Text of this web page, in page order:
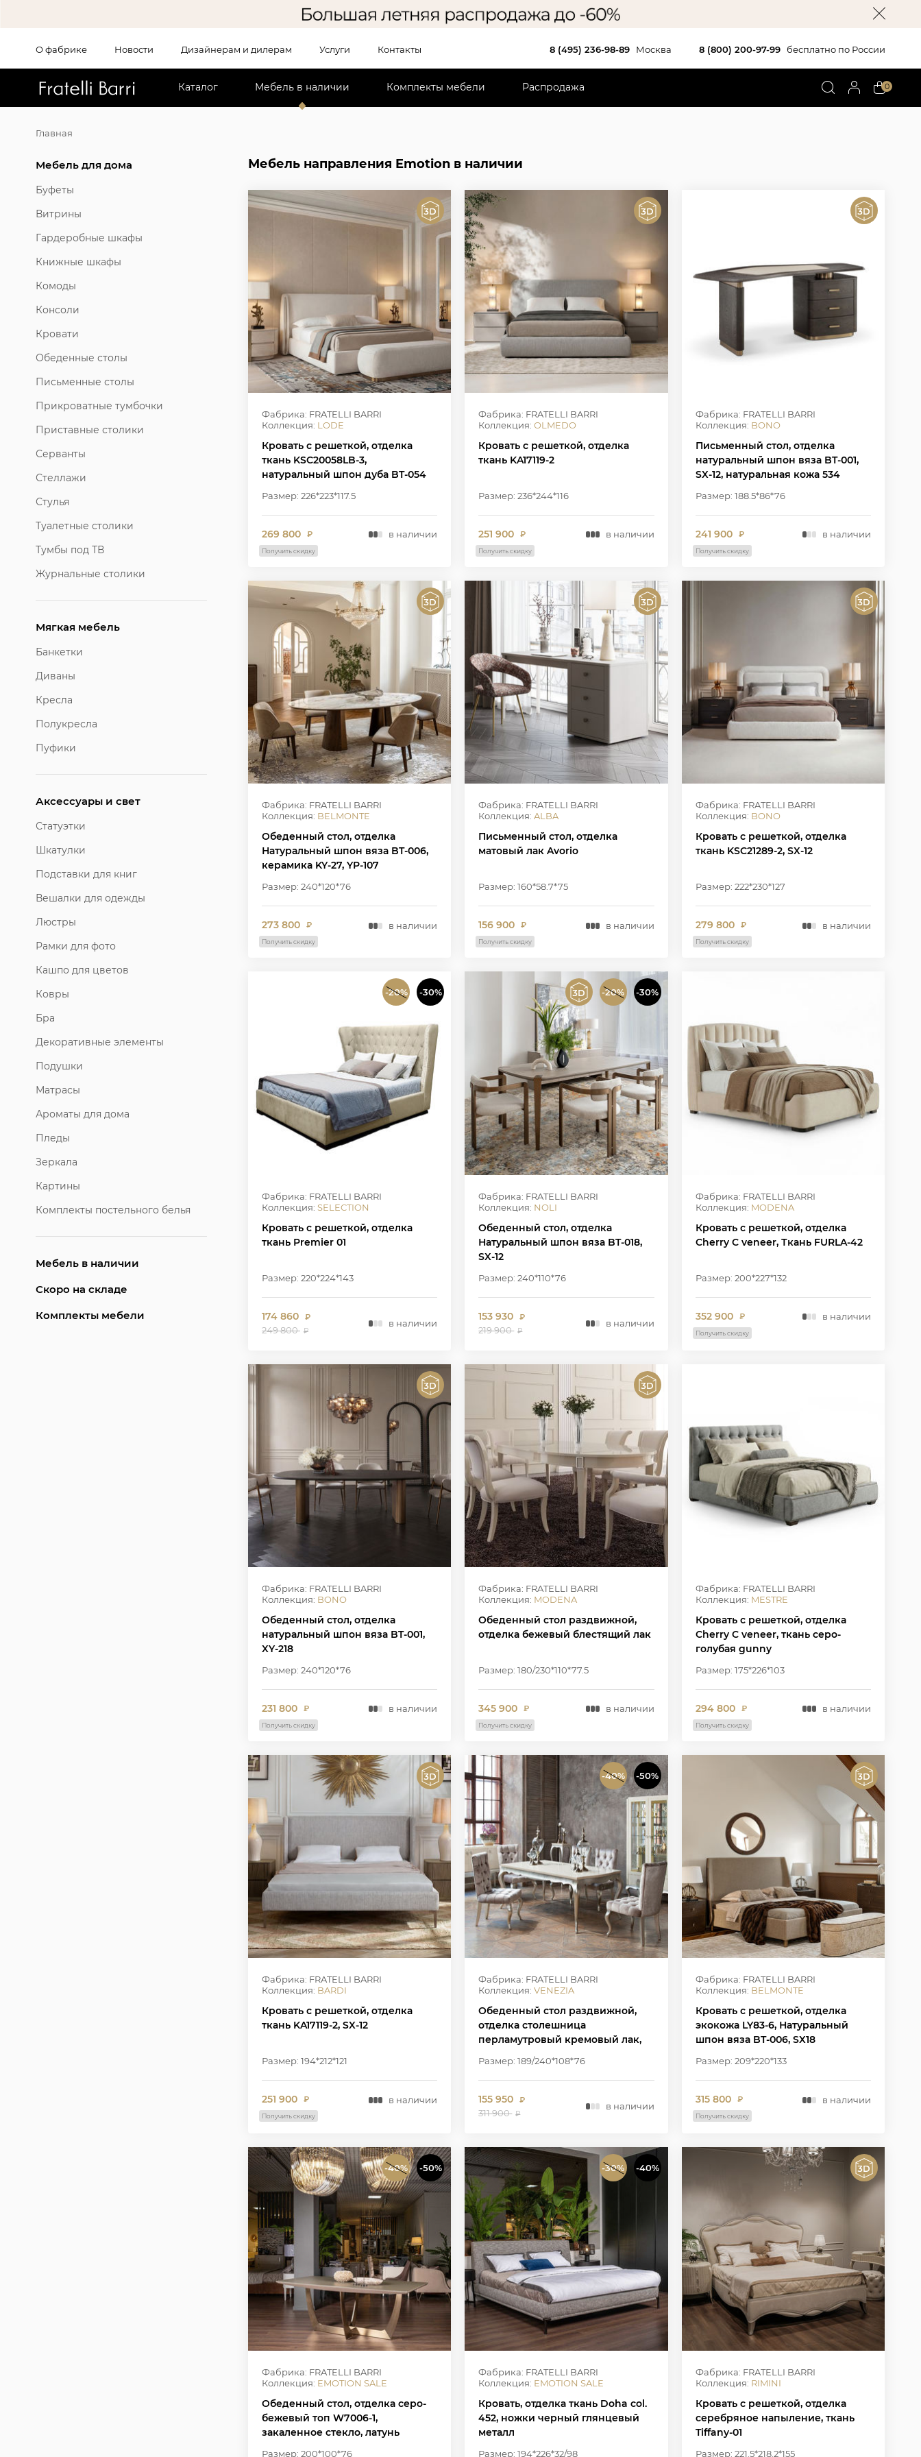
О фабрике Новости Дизайнерам и дилерам Услуги Контакты 8 (495) 236-98-89 Москва 8 (800) 200-97-99 бесплатно по России
Каталог Мебель в наличии Комплекты мебели Распродажа 0
Главная
Мебель для дома
Буфеты
Витрины
Гардеробные шкафы
Книжные шкафы
Комоды
Консоли
Кровати
Обеденные столы
Письменные столы
Прикроватные тумбочки
Приставные столики
Серванты
Стеллажи
Стулья
Туалетные столики
Тумбы под ТВ
Журнальные столики
Мягкая мебель
Банкетки
Диваны
Кресла
Полукресла
Пуфики
Аксессуары и свет
Статуэтки
Шкатулки
Подставки для книг
Вешалки для одежды
Люстры
Рамки для фото
Кашпо для цветов
Ковры
Бра
Декоративные элементы
Подушки
Матрасы
Ароматы для дома
Пледы
Зеркала
Картины
Комплекты постельного белья
Мебель в наличии
Скоро на складе
Комплекты мебели
Мебель направления Emotion в наличии
Фабрика: FRATELLI BARRI
Коллекция: LODE
Кровать с решеткой, отделка
ткань KSC20058LB-3,
натуральный шпон дуба BT-054
Размер: 226*223*117.5
269 800 ₽ в наличии
Получить скидку
Фабрика: FRATELLI BARRI
Коллекция:OLMEDO
Кровать с решеткой, отделка
ткань KA17119-2
Размер: 236*244*116
251 900 ₽ в наличии
Получить скидку
Фабрика: FRATELLI BARRI
Коллекция: BONO
Письменный стол, отделка
натуральный шпон вяза BT-001,
SX-12, натуральная кожа 534
Размер: 188.5*86*76
241 900 ₽ в наличии
Получить скидку
Фабрика: FRATELLI BARRI
Коллекция: BELMONTE
Обеденный стол, отделка
Натуральный шпон вяза BT-006,
керамика KY-27, YP-107
Размер: 240*120*76
273 800 ₽ в наличии
Получить скидку
Фабрика: FRATELLI BARRI
Коллекция:ALBA
Письменный стол, отделка
матовый лак Avorio
Размер: 160*58.7*75
156 900 ₽ в наличии
Получить скидку
Фабрика: FRATELLI BARRI
Коллекция: BONO
Кровать с решеткой, отделка
ткань KSC21289-2, SX-12
Размер: 222*230*127
279 800 ₽ в наличии
Получить скидку
-20% -30%
Фабрика: FRATELLI BARRI
Коллекция: SELECTION
Кровать с решеткой, отделка
ткань Premier 01
Размер: 220*224*143
174 860 ₽
249 800 ₽
в наличии
-20% -30%
Фабрика: FRATELLI BARRI
Коллекция: NOLI
Обеденный стол, отделка
Натуральный шпон вяза BT-018,
SX-12
Размер: 240*110*76
153 930 ₽
219 900 ₽
в наличии
Фабрика: FRATELLI BARRI
Коллекция: MODENA
Кровать с решеткой, отделка
Cherry C veneer, Ткань FURLA-42
Размер: 200*227*132
352 900 ₽ в наличии
Получить скидку
Фабрика: FRATELLI BARRI
Коллекция: BONO
Обеденный стол, отделка
натуральный шпон вяза BT-001,
XY-218
Размер: 240*120*76
231 800 ₽ в наличии
Получить скидку
Фабрика: FRATELLI BARRI
Коллекция: MODENA
Обеденный стол раздвижной,
отделка бежевый блестящий лак
Размер: 180/230*110*77.5
345 900 ₽ в наличии
Получить скидку
Фабрика: FRATELLI BARRI
Коллекция: MESTRE
Кровать с решеткой, отделка
Cherry C veneer, ткань серо-
голубая gunny
Размер: 175*226*103
294 800 ₽ в наличии
Получить скидку
Фабрика: FRATELLI BARRI
Коллекция: BARDI
Кровать с решеткой, отделка
ткань KA17119-2, SX-12
Размер: 194*212*121
251 900 ₽ в наличии
Получить скидку
-40% -50%
Фабрика: FRATELLI BARRI
Коллекция:VENEZIA
Обеденный стол раздвижной,
отделка столешница
перламутровый кремовый лак,
основание серебряное
напыление
Размер: 189/240*108*76
155 950 ₽
311 900 ₽
в наличии
Фабрика: FRATELLI BARRI
Коллекция: BELMONTE
Кровать с решеткой, отделка
экокожа LY83-6, Натуральный
шпон вяза BT-006, SX18
Размер: 209*220*133
315 800 ₽ в наличии
Получить скидку
-40% -50%
Фабрика: FRATELLI BARRI
Коллекция: EMOTION SALE
Обеденный стол, отделка серо-
бежевый топ W7006-1,
закаленное стекло, латунь
Размер: 200*100*76
-30% -40%
Фабрика: FRATELLI BARRI
Коллекция: EMOTION SALE
Кровать, отделка ткань Doha col.
452, ножки черный глянцевый
металл
Размер: 194*226*32/98
Фабрика: FRATELLI BARRI
Коллекция: RIMINI
Кровать с решеткой, отделка
серебряное напыление, ткань
Tiffany-01
Размер: 221.5*218.2*155